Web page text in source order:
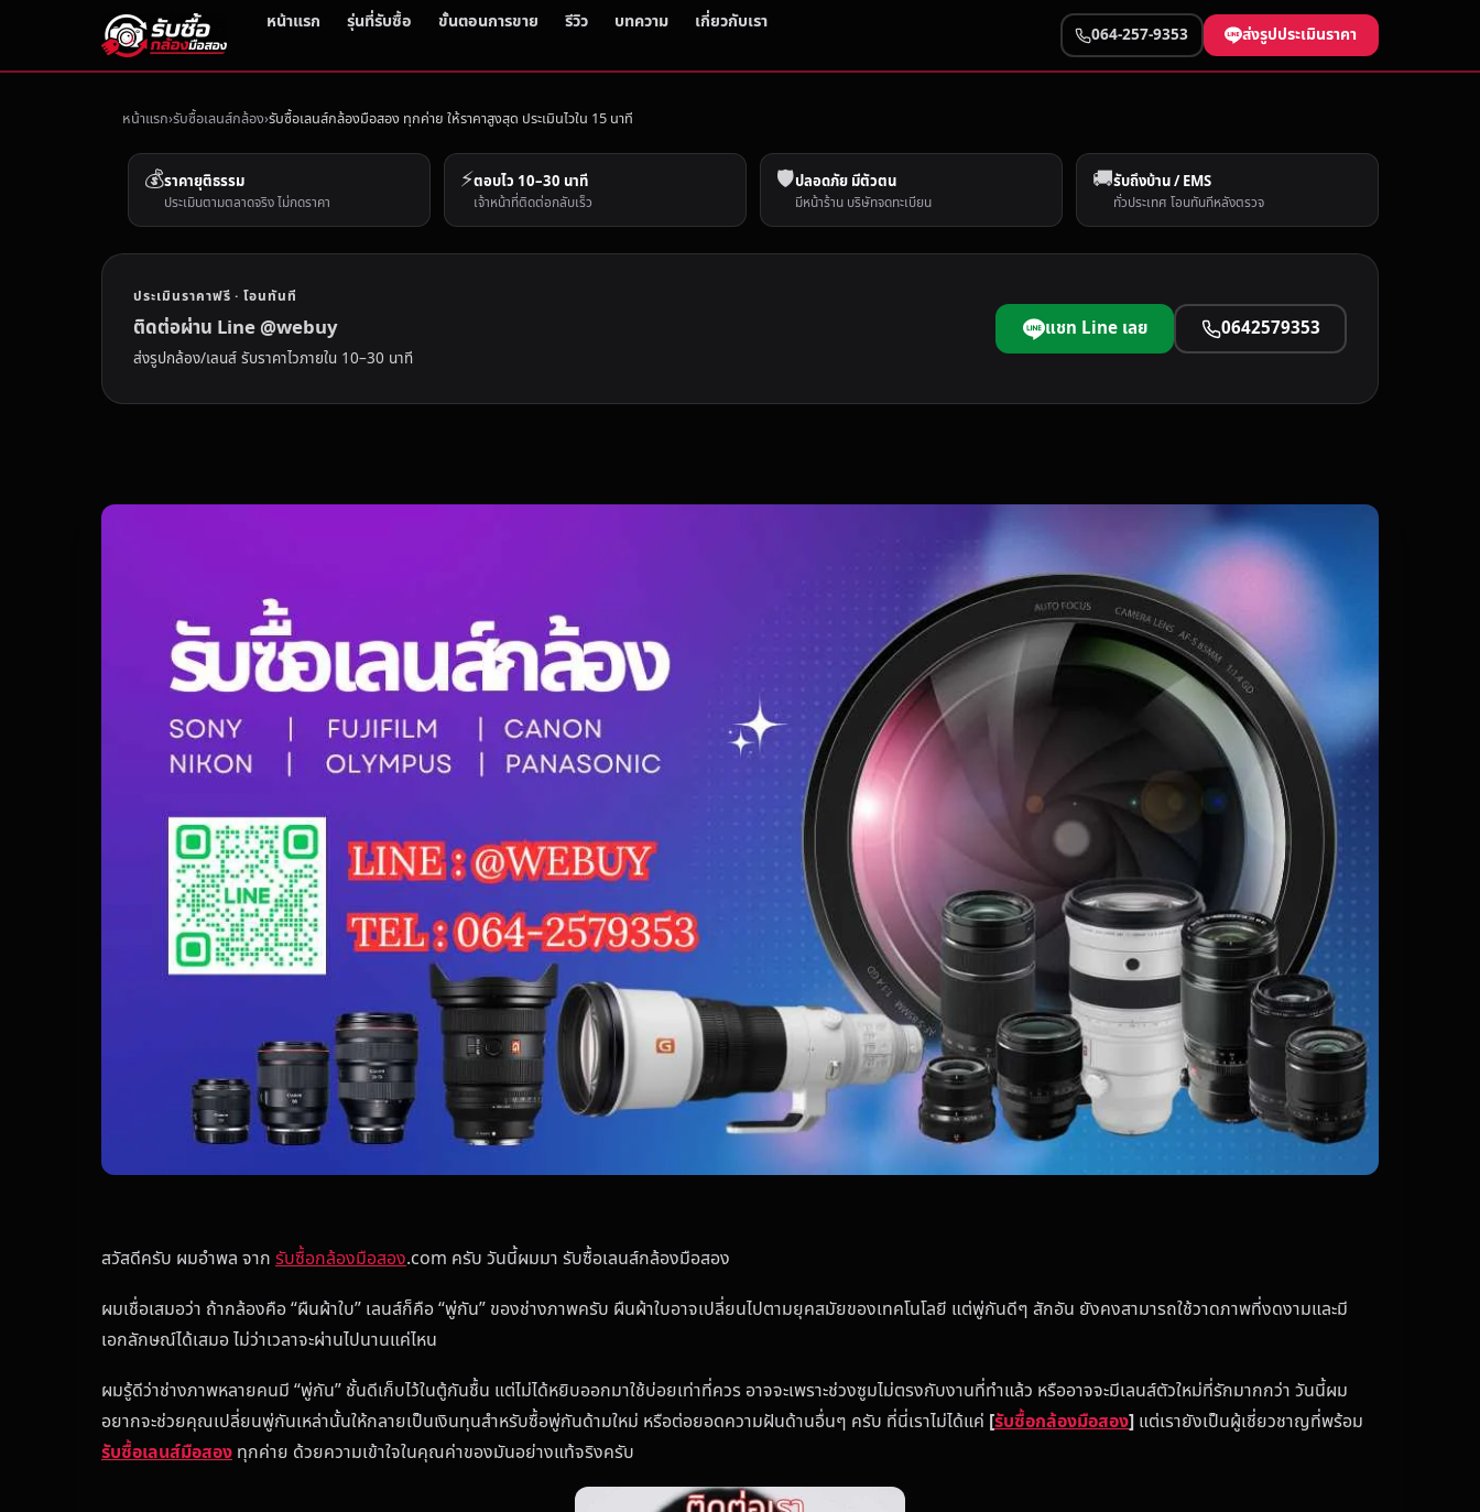
หน้าแรก รุ่นที่รับซื้อ ขั้นตอนการขาย รีวิว บทความ เกี่ยวกับเรา
064-257-9353 ส่งรูปประเมินราคา
หน้าแรก รับซื้อเลนส์กล้อง รับซื้อเลนส์กล้องมือสอง ทุกค่าย ให้ราคาสูงสุด ประเมินไวใน 15 นาที
💰ราคายุติธรรม
ประเมินตามตลาดจริง ไม่กดราคา
⚡ตอบไว 10–30 นาที
เจ้าหน้าที่ติดต่อกลับเร็ว
🛡️ปลอดภัย มีตัวตน
มีหน้าร้าน บริษัทจดทะเบียน
🚚รับถึงบ้าน / EMS
ทั่วประเทศ โอนทันทีหลังตรวจ
ประเมินราคาฟรี · โอนทันที
ติดต่อผ่าน Line @webuy
ส่งรูปกล้อง/เลนส์ รับราคาไวภายใน 10–30 นาที
แชท Line เลย 0642579353
สวัสดีครับ ผมอำพล จาก รับซื้อกล้องมือสอง.com ครับ วันนี้ผมมา รับซื้อเลนส์กล้องมือสอง
ผมเชื่อเสมอว่า ถ้ากล้องคือ “ผืนผ้าใบ” เลนส์ก็คือ “พู่กัน” ของช่างภาพครับ ผืนผ้าใบอาจเปลี่ยนไปตามยุคสมัยของเทคโนโลยี แต่พู่กันดีๆ สักอัน ยังคงสามารถใช้วาดภาพที่งดงามและมี
เอกลักษณ์ได้เสมอ ไม่ว่าเวลาจะผ่านไปนานแค่ไหน
ผมรู้ดีว่าช่างภาพหลายคนมี “พู่กัน” ชั้นดีเก็บไว้ในตู้กันชื้น แต่ไม่ได้หยิบออกมาใช้บ่อยเท่าที่ควร อาจจะเพราะช่วงซูมไม่ตรงกับงานที่ทำแล้ว หรืออาจจะมีเลนส์ตัวใหม่ที่รักมากกว่า วันนี้ผม
อยากจะช่วยคุณเปลี่ยนพู่กันเหล่านั้นให้กลายเป็นเงินทุนสำหรับซื้อพู่กันด้ามใหม่ หรือต่อยอดความฝันด้านอื่นๆ ครับ ที่นี่เราไม่ได้แค่ [รับซื้อกล้องมือสอง] แต่เรายังเป็นผู้เชี่ยวชาญที่พร้อม
รับซื้อเลนส์มือสอง ทุกค่าย ด้วยความเข้าใจในคุณค่าของมันอย่างแท้จริงครับ